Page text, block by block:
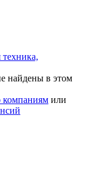
найдены в этом
компаниям или